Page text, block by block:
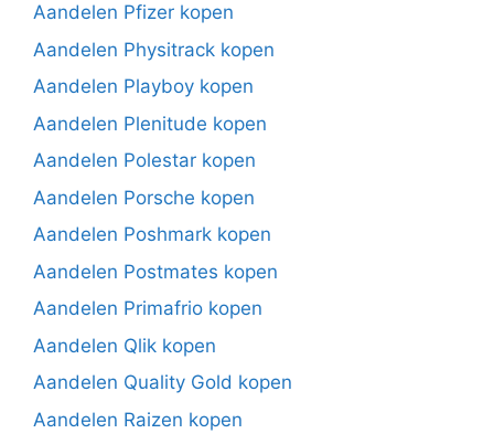
Aandelen Pfizer kopen
Aandelen Physitrack kopen
Aandelen Playboy kopen
Aandelen Plenitude kopen
Aandelen Polestar kopen
Aandelen Porsche kopen
Aandelen Poshmark kopen
Aandelen Postmates kopen
Aandelen Primafrio kopen
Aandelen Qlik kopen
Aandelen Quality Gold kopen
Aandelen Raizen kopen